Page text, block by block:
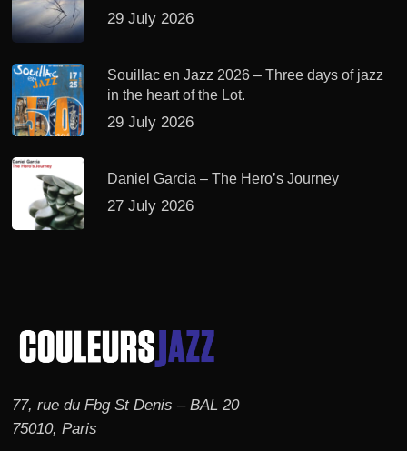
29 July 2026
Souillac en Jazz 2026 – Three days of jazz
in the heart of the Lot.
29 July 2026
Daniel Garcia – The Hero’s Journey
27 July 2026
77, rue du Fbg St Denis – BAL 20
75010, Paris